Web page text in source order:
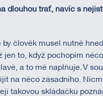
dlouhou trať, navíc s
člověk musel nutně
to, když pochopím
a to mě naplňuje. V
na něco zásadního.
takovou skládačku